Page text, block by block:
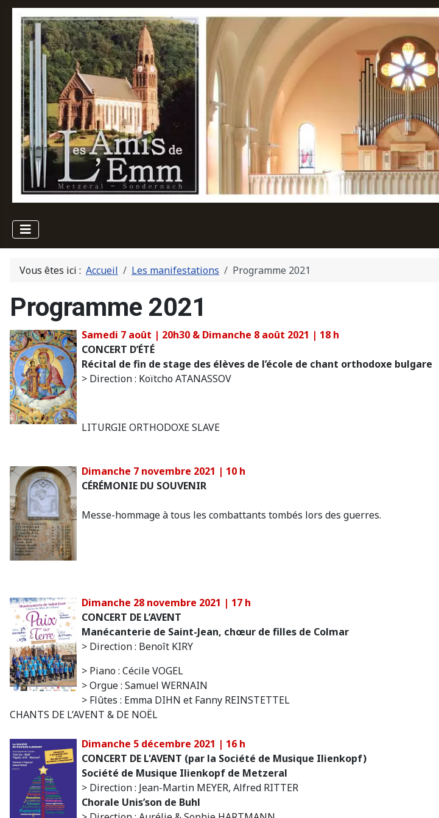
Vous êtes ici : Accueil Les manifestations Programme 2021
Programme 2021
Samedi 7 août | 20h30 & Dimanche 8 août 2021 | 18 h
CONCERT D’ÉTÉ
Récital de fin de stage des élèves de l’école de chant orthodoxe bulgare
> Direction : Koïtcho ATANASSOV
LITURGIE ORTHODOXE SLAVE
Dimanche 7 novembre 2021 | 10 h
CÉRÉMONIE DU SOUVENIR
Messe-hommage à tous les combattants tombés lors des guerres.
Dimanche 28 novembre 2021 | 17 h
CONCERT DE L’AVENT
Manécanterie de Saint-Jean, chœur de filles de Colmar
> Direction : Benoît KIRY
> Piano : Cécile VOGEL
> Orgue : Samuel WERNAIN
> Flûtes : Emma DIHN et Fanny REINSTETTEL
CHANTS DE L’AVENT & DE NOËL
Dimanche 5 décembre 2021 | 16 h
CONCERT DE L'AVENT (par la Société de Musique Ilienkopf)
Société de Musique Ilienkopf de Metzeral
> Direction : Jean-Martin MEYER, Alfred RITTER
Chorale Unis’son de Buhl